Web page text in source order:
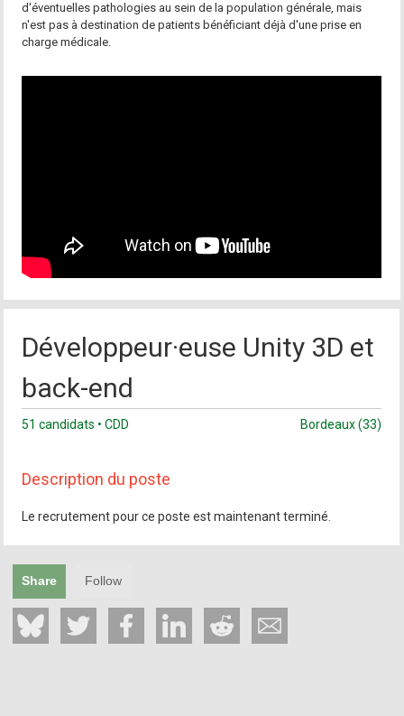
d'éventuelles pathologies au sein de la population générale, mais
n'est pas à destination de patients bénéficiant déjà d'une prise en
charge médicale.
Développeur·euse Unity 3D et
back-end
51 candidats • CDD Bordeaux (33)
Description du poste
Le recrutement pour ce poste est maintenant terminé.
Share Follow